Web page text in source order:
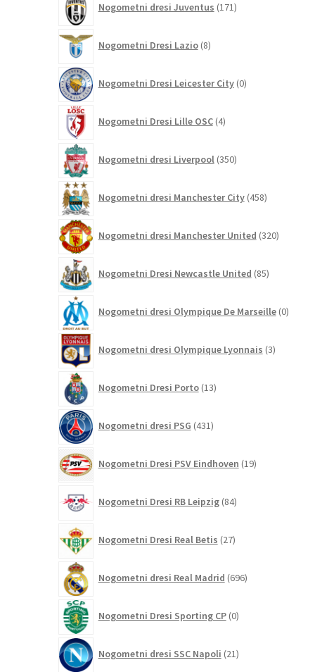
Nogometni dresi Juventus 171izdelkov
Nogometni Dresi Lazio 8izdelkov
Nogometni Dresi Leicester City 0izdelkov
Nogometni Dresi Lille OSC 4izdelki
Nogometni dresi Liverpool 350izdelkov
Nogometni dresi Manchester City 458izdelkov
Nogometni dresi Manchester United 320izdelkov
Nogometni Dresi Newcastle United 85izdelkov
Nogometni dresi Olympique De Marseille 0
Nogometni dresi Olympique Lyonnais 3izdelki
Nogometni Dresi Porto 13izdelkov
Nogometni dresi PSG 431izdelkov
Nogometni Dresi PSV Eindhoven 19izdelkov
Nogometni Dresi RB Leipzig 84izdelkov
Nogometni Dresi Real Betis 27izdelkov
Nogometni dresi Real Madrid 696izdelkov
Nogometni Dresi Sporting CP 0izdelkov
Nogometni dresi SSC Napoli 21izdelkov